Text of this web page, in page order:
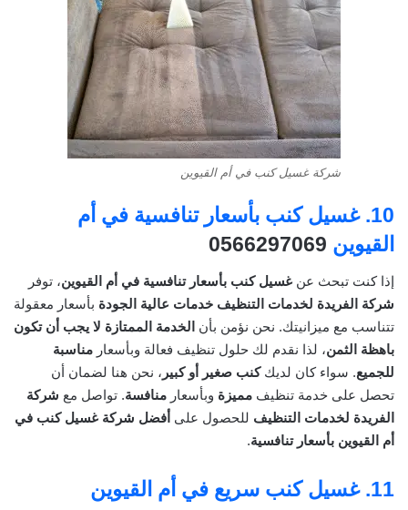
شركة غسيل كنب في أم القيوين
10. غسيل كنب بأسعار تنافسية في أم
القيوين
إذا كنت تبحث عن غسيل كنب بأسعار تنافسية في أم القيوين، توفر
شركة الفريدة لخدمات التنظيف خدمات عالية الجودة بأسعار معقولة
تتناسب مع ميزانيتك. نحن نؤمن بأن الخدمة الممتازة لا يجب أن تكون
باهظة الثمن، لذا نقدم لك حلول تنظيف فعالة وبأسعار مناسبة
للجميع. سواء كان لديككنب صغير أو كبير ، نحن هنا لضمان أن
تحصل على خدمة تنظيف مميزة وبأسعار منافسة. تواصل مع شركة
الفريدة لخدمات التنظيف للحصول على أفضل شركة غسيل كنب في
أم القيوين بأسعار تنافسية.
11. غسيل كنب سريع في أم القيوين